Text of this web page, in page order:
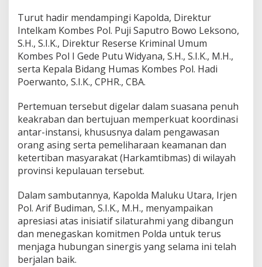
n
g
,
K
a
p
o
a
M
a
l
t
T
m
a
A
u
Turut hadir mendampingi Kapolda, Direktur
Intelkam Kombes Pol. Puji Saputro Bowo Leksono,
S.H., S.I.K., Direktur Reserse Kriminal Umum
Kombes Pol I Gede Putu Widyana, S.H., S.I.K., M.H.,
serta Kepala Bidang Humas Kombes Pol. Hadi
Poerwanto, S.I.K., CPHR., CBA.
Pertemuan tersebut digelar dalam suasana penuh
keakraban dan bertujuan memperkuat koordinasi
antar-instansi, khususnya dalam pengawasan
orang asing serta pemeliharaan keamanan dan
ketertiban masyarakat (Harkamtibmas) di wilayah
provinsi kepulauan tersebut.
Dalam sambutannya, Kapolda Maluku Utara, Irjen
Pol. Arif Budiman, S.I.K., M.H., menyampaikan
apresiasi atas inisiatif silaturahmi yang dibangun
dan menegaskan komitmen Polda untuk terus
menjaga hubungan sinergis yang selama ini telah
berjalan baik.